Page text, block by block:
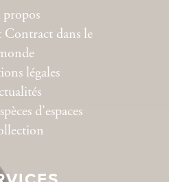
propos
Contract dans le
légales
d’espaces